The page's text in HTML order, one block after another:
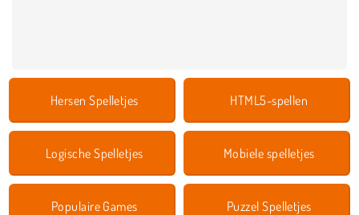
Hersen Spelletjes HTML5-spellen
Logische Spelletjes Mobiele spelletjes
Populaire Games Puzzel Spelletjes